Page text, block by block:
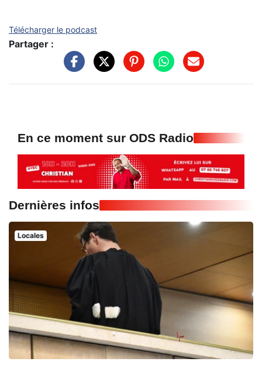
Télécharger le podcast
Partager :
En ce moment sur ODS Radio
Dernières infos
Locales